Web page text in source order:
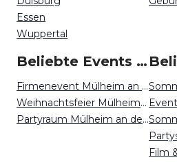
Essen
Wuppertal
Beliebte Events in Mülheim an der Ruhr
Firmenevent Mülheim an der Ruhr
Weihnachtsfeier Mülheim an der Ruhr
Partyraum Mülheim an der Ruhr